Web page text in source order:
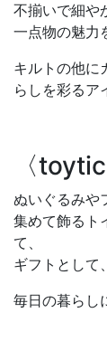
不揃いで細や
一点物の魅力
キルトの他に
らしを彩るア
〈
ぬいぐるみや
集めて飾るト
て、
ギフトとして
毎日の暮らし